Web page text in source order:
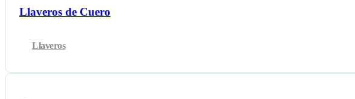
Llaveros de Cuero
Llaveros